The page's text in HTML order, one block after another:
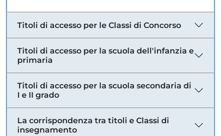
Titoli di accesso per le Classi di Concorso
Titoli di accesso per la scuola dell'infanzia e
primaria
Titoli di accesso per la scuola secondaria di
I e II grado
La corrispondenza tra titoli e Classi di
insegnamento